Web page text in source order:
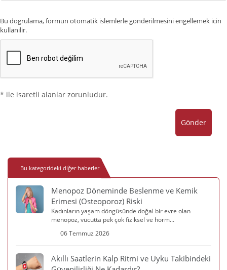
Bu dogrulama, formun otomatik islemlerle gonderilmesini engellemek icin
kullanilir.
* ile isaretli alanlar zorunludur.
Gönder
Bu kategorideki diğer haberler
Menopoz Döneminde Beslenme ve Kemik
Erimesi (Osteoporoz) Riski
Kadınların yaşam döngüsünde doğal bir evre olan
menopoz, vücutta pek çok fiziksel ve horm...
06 Temmuz 2026
Akıllı Saatlerin Kalp Ritmi ve Uyku Takibindeki